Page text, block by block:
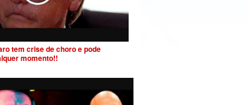
tem crise de choro e pode
momento!!